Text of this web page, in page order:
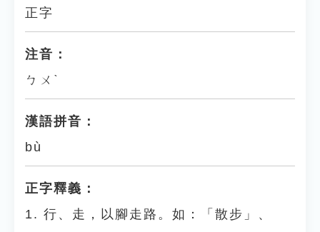
正字
注音：
ㄅㄨˋ
漢語拼音：
bù
正字釋義：
1. 行、走，以腳走路。如：「散步」、